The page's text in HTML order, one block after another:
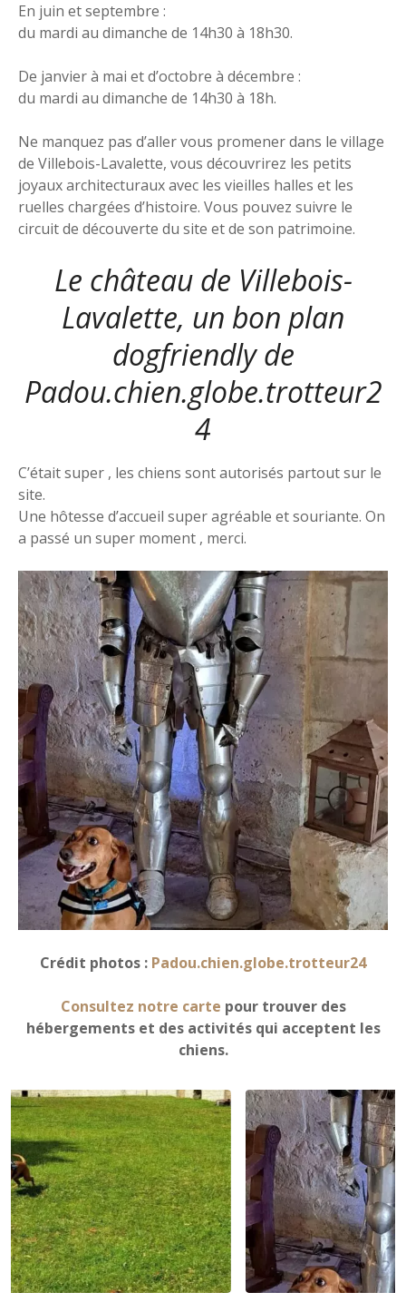
En juin et septembre :
du mardi au dimanche de 14h30 à 18h30.
De janvier à mai et d’octobre à décembre :
du mardi au dimanche de 14h30 à 18h.
Ne manquez pas d’aller vous promener dans le village
de Villebois-Lavalette, vous découvrirez les petits
joyaux architecturaux avec les vieilles halles et les
ruelles chargées d’histoire. Vous pouvez suivre le
circuit de découverte du site et de son patrimoine.
Le château de Villebois-
Lavalette, un bon plan
dogfriendly de
Padou.chien.globe.trotteur2
4
C’était super , les chiens sont autorisés partout sur le
site.
Une hôtesse d’accueil super agréable et souriante. On
a passé un super moment , merci.
Crédit photos : Padou.chien.globe.trotteur24
Consultez notre carte pour trouver des
hébergements et des activités qui acceptent les
chiens.